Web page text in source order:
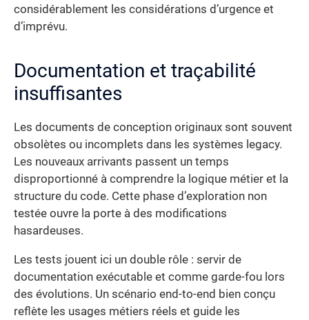
considérablement les considérations d’urgence et
d’imprévu.
Documentation et traçabilité
insuffisantes
Les documents de conception originaux sont souvent
obsolètes ou incomplets dans les systèmes legacy.
Les nouveaux arrivants passent un temps
disproportionné à comprendre la logique métier et la
structure du code. Cette phase d’exploration non
testée ouvre la porte à des modifications
hasardeuses.
Les tests jouent ici un double rôle : servir de
documentation exécutable et comme garde-fou lors
des évolutions. Un scénario end-to-end bien conçu
reflète les usages métiers réels et guide les